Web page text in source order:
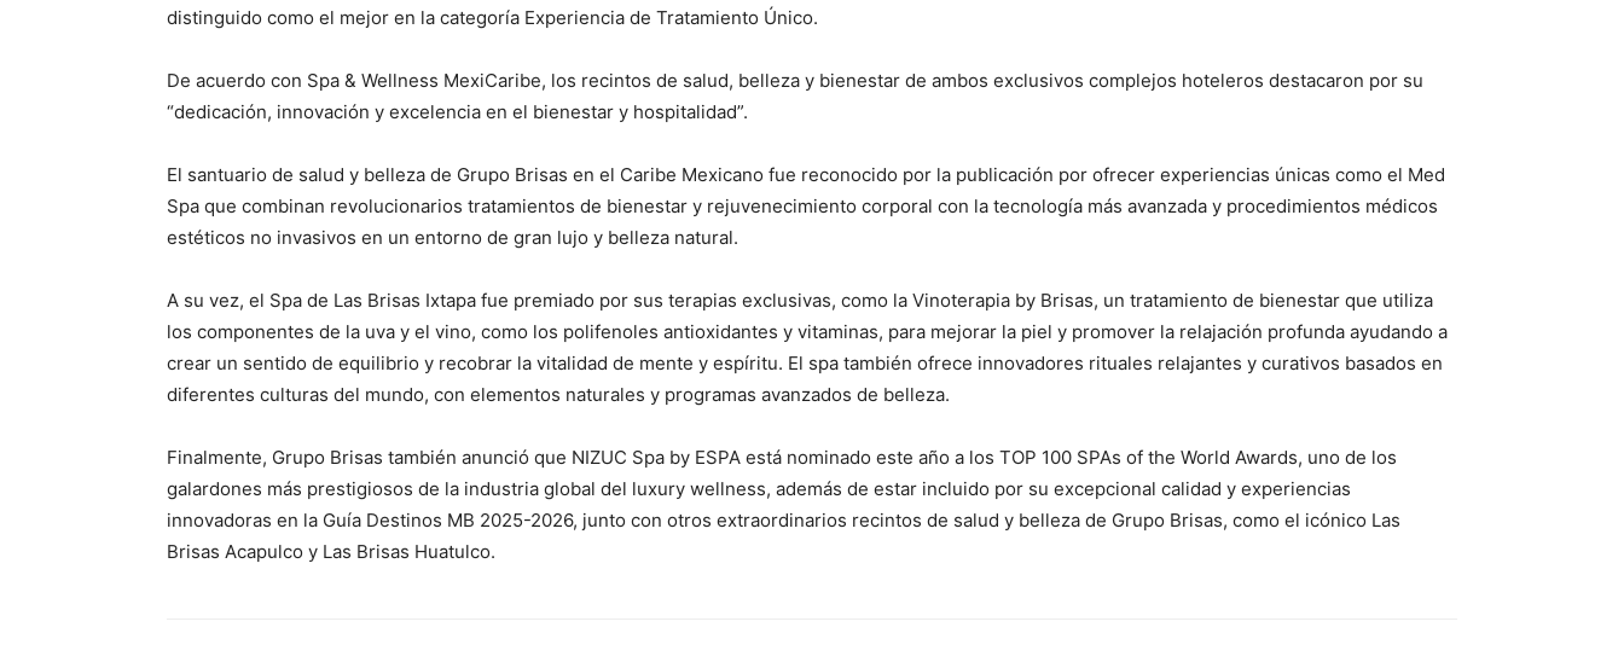
distinguido como el mejor en la categoría Experiencia de Tratamiento Único.
De acuerdo con Spa & Wellness MexiCaribe, los recintos de salud, belleza y bienestar de ambos exclusivos complejos hoteleros destacaron por su
“dedicación, innovación y excelencia en el bienestar y hospitalidad”.
El santuario de salud y belleza de Grupo Brisas en el Caribe Mexicano fue reconocido por la publicación por ofrecer experiencias únicas como el Med
Spa que combinan revolucionarios tratamientos de bienestar y rejuvenecimiento corporal con la tecnología más avanzada y procedimientos médicos
estéticos no invasivos en un entorno de gran lujo y belleza natural.
A su vez, el Spa de Las Brisas Ixtapa fue premiado por sus terapias exclusivas, como la Vinoterapia by Brisas, un tratamiento de bienestar que utiliza
los componentes de la uva y el vino, como los polifenoles antioxidantes y vitaminas, para mejorar la piel y promover la relajación profunda ayudando a
crear un sentido de equilibrio y recobrar la vitalidad de mente y espíritu. El spa también ofrece innovadores rituales relajantes y curativos basados en
diferentes culturas del mundo, con elementos naturales y programas avanzados de belleza.
Finalmente, Grupo Brisas también anunció que NIZUC Spa by ESPA está nominado este año a los TOP 100 SPAs of the World Awards, uno de los
galardones más prestigiosos de la industria global del luxury wellness, además de estar incluido por su excepcional calidad y experiencias
innovadoras en la Guía Destinos MB 2025-2026, junto con otros extraordinarios recintos de salud y belleza de Grupo Brisas, como el icónico Las
Brisas Acapulco y Las Brisas Huatulco.